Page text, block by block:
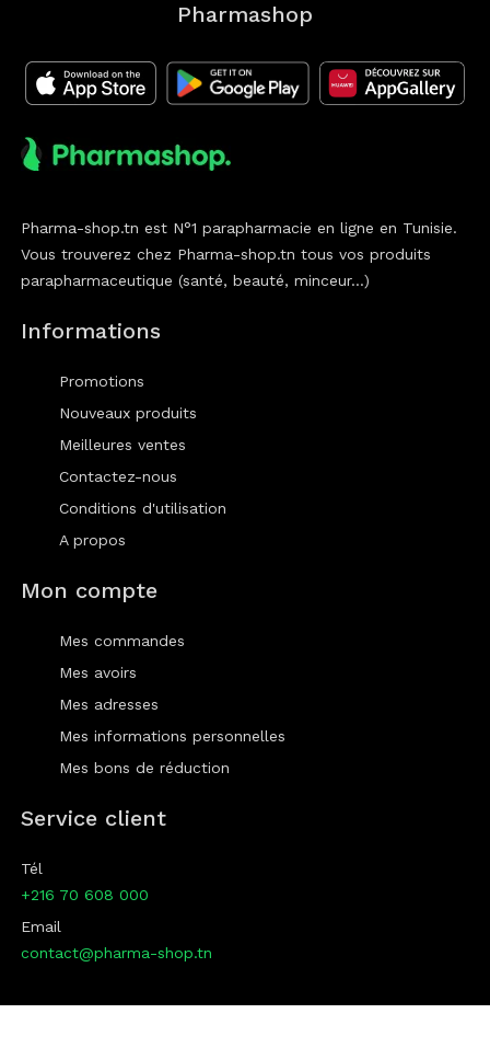
Pharmashop
Pharma-shop.tn est N°1 parapharmacie en ligne en Tunisie.
Vous trouverez chez Pharma-shop.tn tous vos produits
parapharmaceutique (santé, beauté, minceur...)
Informations
Promotions
Nouveaux produits
Meilleures ventes
Contactez-nous
Conditions d'utilisation
A propos
Mon compte
Mes commandes
Mes avoirs
Mes adresses
Mes informations personnelles
Mes bons de réduction
Service client
Tél
+216 70 608 000
Email
contact@pharma-shop.tn